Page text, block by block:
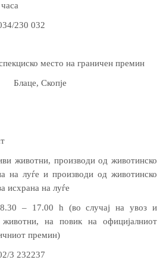
230 032
место на граничен премин
Блаце, Скопје
животни, производи од животинско
на луѓе и производи од животинско
исхрана на луѓе
8.30 – 17.00 h (во случај на увоз и
на повик на официјалниот
премин)
3 232237